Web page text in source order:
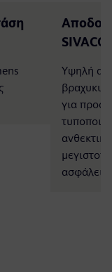
Υψηλή
για
ασφάλεια.